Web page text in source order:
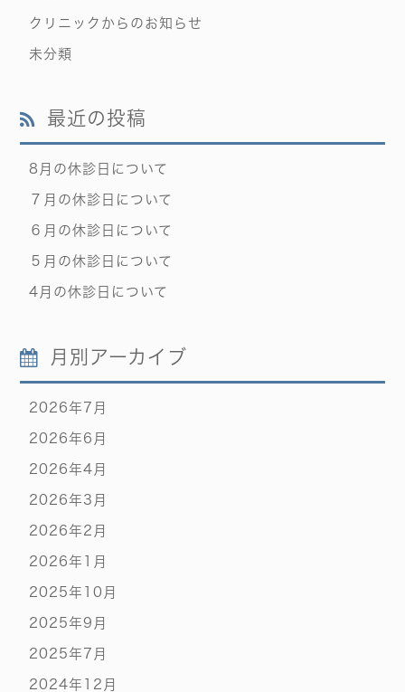
クリニックからのお知らせ
未分類
最近の投稿
8月の休診日について
７月の休診日について
６月の休診日について
５月の休診日について
4月の休診日について
月別アーカイブ
2026年7月
2026年6月
2026年4月
2026年3月
2026年2月
2026年1月
2025年10月
2025年9月
2025年7月
2024年12月